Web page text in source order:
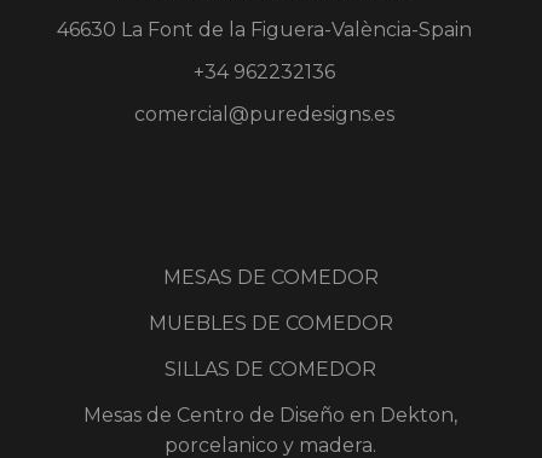
46630 La Font de la Figuera-València-Spain
+34 962232136
comercial@puredesigns.es
MESAS DE COMEDOR
MUEBLES DE COMEDOR
SILLAS DE COMEDOR
Mesas de Centro de Diseño en Dekton,
porcelanico y madera.